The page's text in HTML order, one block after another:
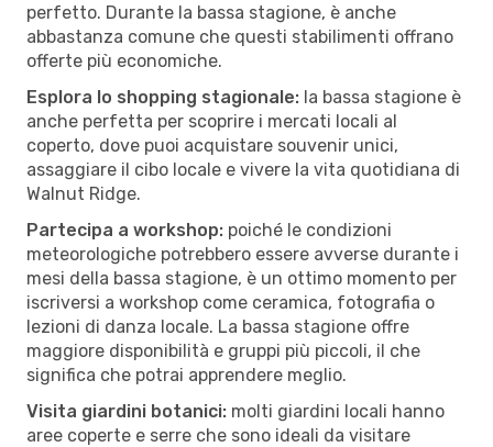
perfetto. Durante la bassa stagione, è anche
abbastanza comune che questi stabilimenti offrano
offerte più economiche.
Esplora lo shopping stagionale: la bassa stagione è
anche perfetta per scoprire i mercati locali al
coperto, dove puoi acquistare souvenir unici,
assaggiare il cibo locale e vivere la vita quotidiana di
Walnut Ridge.
Partecipa a workshop: poiché le condizioni
meteorologiche potrebbero essere avverse durante i
mesi della bassa stagione, è un ottimo momento per
iscriversi a workshop come ceramica, fotografia o
lezioni di danza locale. La bassa stagione offre
maggiore disponibilità e gruppi più piccoli, il che
significa che potrai apprendere meglio.
Visita giardini botanici: molti giardini locali hanno
aree coperte e serre che sono ideali da visitare